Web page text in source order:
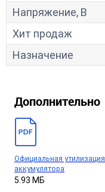
Напряжение, В
Хит продаж
Назначение
Дополнительно
Официальная утилизация
аккумулятора
5.93 МБ